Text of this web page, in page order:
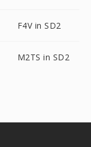
F4V in SD2
M2TS in SD2